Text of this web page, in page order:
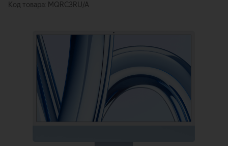
Код товара: MQRC3RU/A